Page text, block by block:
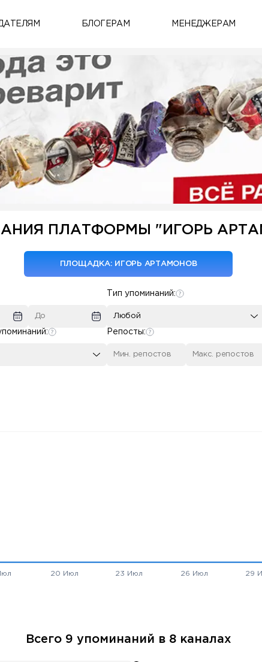
БЛОГЕРАМ МЕНЕДЖЕРАМ
ПЛАТФОРМЫ "ИГОРЬ
ПЛОЩАДКА: ИГОРЬ АРТАМОНОВ
Тип упоминаний:
Любой
Репосты:
Всего 9 упоминаний в 8 каналах